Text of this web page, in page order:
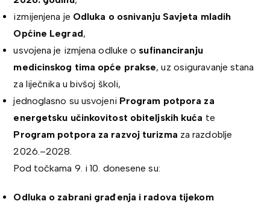
izmijenjena je Odluka o osnivanju Savjeta mladih
Općine Legrad,
usvojena je izmjena odluke o sufinanciranju
medicinskog tima opće prakse, uz osiguravanje stana
za liječnika u bivšoj školi,
jednoglasno su usvojeni Program potpora za
energetsku učinkovitost obiteljskih kuća te
Program potpora za razvoj turizma za razdoblje
2026.–2028.
Pod točkama 9. i 10. donesene su:
Odluka o zabrani građenja i radova tijekom